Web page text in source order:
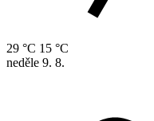
29 °C 15 °C
neděle 9. 8.